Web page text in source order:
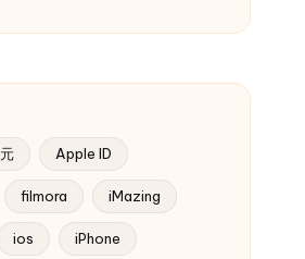
Apple ID
filmora iMazing
ios iPhone